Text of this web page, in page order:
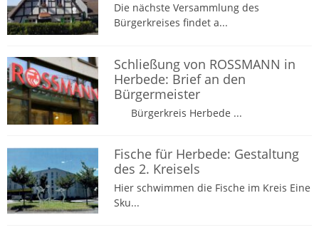
Die nächste Versammlung des
Bürgerkreises findet a...
Schließung von ROSSMANN in
Herbede: Brief an den
Bürgermeister
Bürgerkreis Herbede ...
Fische für Herbede: Gestaltung
des 2. Kreisels
Hier schwimmen die Fische im Kreis Eine
Sku...